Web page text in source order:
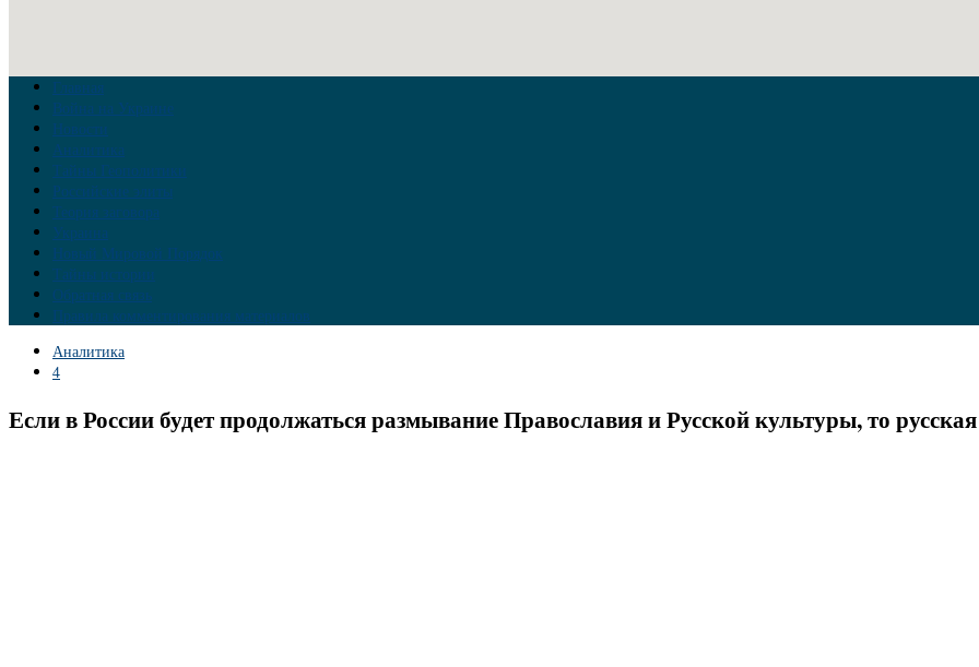
Главная
Война на Украине
Новости
Аналитика
Тайны Геополитики
Российские элиты
Теория заговора
Украина
Новый Мировой Порядок
Тайны истории
Обратная связь
Правила комментирования материалов
Аналитика
4
Если в России будет продолжаться размывание Православия и Русской культуры, то